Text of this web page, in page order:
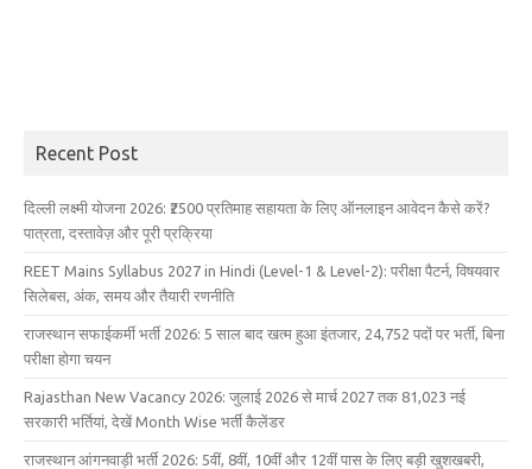
Recent Post
दिल्ली लक्ष्मी योजना 2026: ₹2500 प्रतिमाह सहायता के लिए ऑनलाइन आवेदन कैसे करें?
पात्रता, दस्तावेज़ और पूरी प्रक्रिया
REET Mains Syllabus 2027 in Hindi (Level-1 & Level-2): परीक्षा पैटर्न, विषयवार
सिलेबस, अंक, समय और तैयारी रणनीति
राजस्थान सफाईकर्मी भर्ती 2026: 5 साल बाद खत्म हुआ इंतजार, 24,752 पदों पर भर्ती, बिना
परीक्षा होगा चयन
Rajasthan New Vacancy 2026: जुलाई 2026 से मार्च 2027 तक 81,023 नई
सरकारी भर्तियां, देखें Month Wise भर्ती कैलेंडर
राजस्थान आंगनवाड़ी भर्ती 2026: 5वीं, 8वीं, 10वीं और 12वीं पास के लिए बड़ी खुशखबरी,